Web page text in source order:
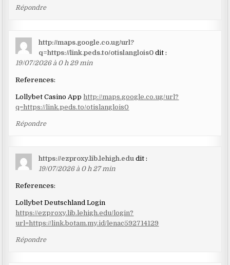
Répondre
http://maps.google.co.ug/url?
q=https://link.peds.to/otislanglois0 dit :
19/07/2026 à 0 h 29 min
References:
Lollybet Casino Apphttp://maps.google.co.ug/url?
q=https://link.peds.to/otislanglois0
Répondre
https://ezproxy.lib.lehigh.edu dit :
19/07/2026 à 0 h 27 min
References:
Lollybet Deutschland Login
https://ezproxy.lib.lehigh.edu/login?
url=https://link.botam.my.id/lenac592714129
Répondre